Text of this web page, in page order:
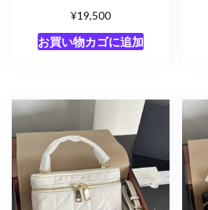
¥19,500
お買い物カゴに追加